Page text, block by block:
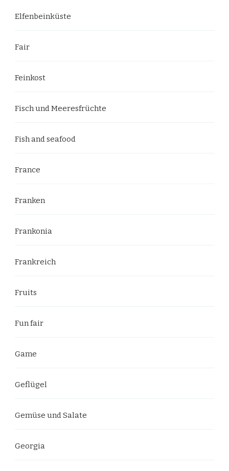
Elfenbeinküste
Fair
Feinkost
Fisch und Meeresfrüchte
Fish and seafood
France
Franken
Frankonia
Frankreich
Fruits
Fun fair
Game
Geflügel
Gemüse und Salate
Georgia